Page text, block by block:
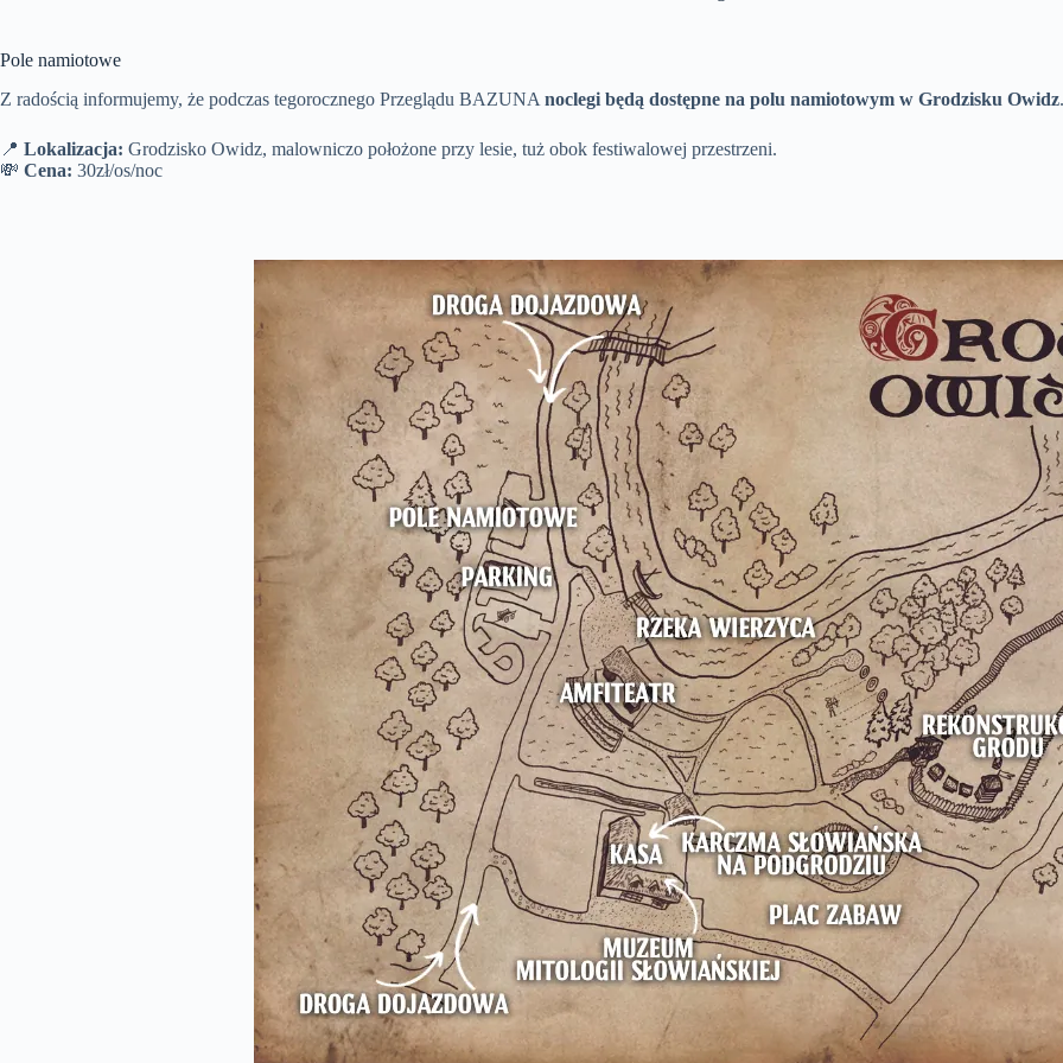
Pole namiotowe
Z radością informujemy, że podczas tegorocznego Przeglądu BAZUNA noclegi będą dostępne na polu namiotowym w Grodzisku Owidz.
📍 Lokalizacja: Grodzisko Owidz, malowniczo położone przy lesie, tuż obok festiwalowej przestrzeni.
💸 Cena: 30zł/os/noc